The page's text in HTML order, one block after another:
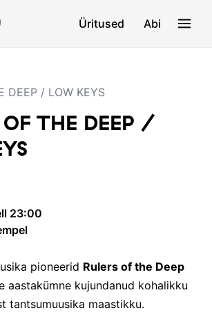
Üritused Abi
DEEP / LOW KEYS
OF THE DEEP /
23:00
pioneerid Rulers of the Deep
aastakümne kujundanud kohalikku
tantsumuusika maastikku.